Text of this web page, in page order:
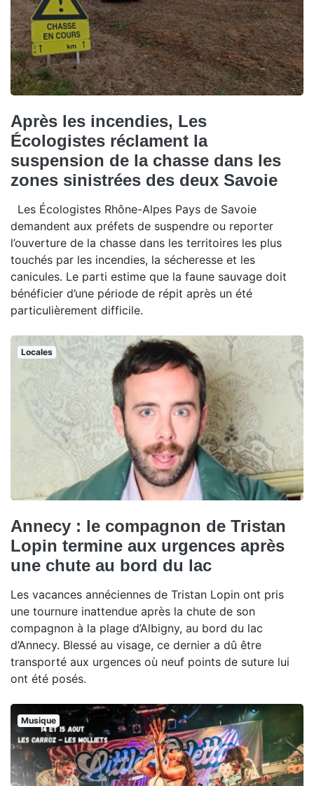
Après les incendies, Les
Écologistes réclament la
suspension de la chasse dans les
zones sinistrées des deux Savoie
Les Écologistes Rhône-Alpes Pays de Savoie
demandent aux préfets de suspendre ou reporter
l’ouverture de la chasse dans les territoires les plus
touchés par les incendies, la sécheresse et les
canicules. Le parti estime que la faune sauvage doit
bénéficier d’une période de répit après un été
particulièrement difficile.
Locales
Annecy : le compagnon de Tristan
Lopin termine aux urgences après
une chute au bord du lac
Les vacances annéciennes de Tristan Lopin ont pris
une tournure inattendue après la chute de son
compagnon à la plage d’Albigny, au bord du lac
d’Annecy. Blessé au visage, ce dernier a dû être
transporté aux urgences où neuf points de suture lui
ont été posés.
Musique